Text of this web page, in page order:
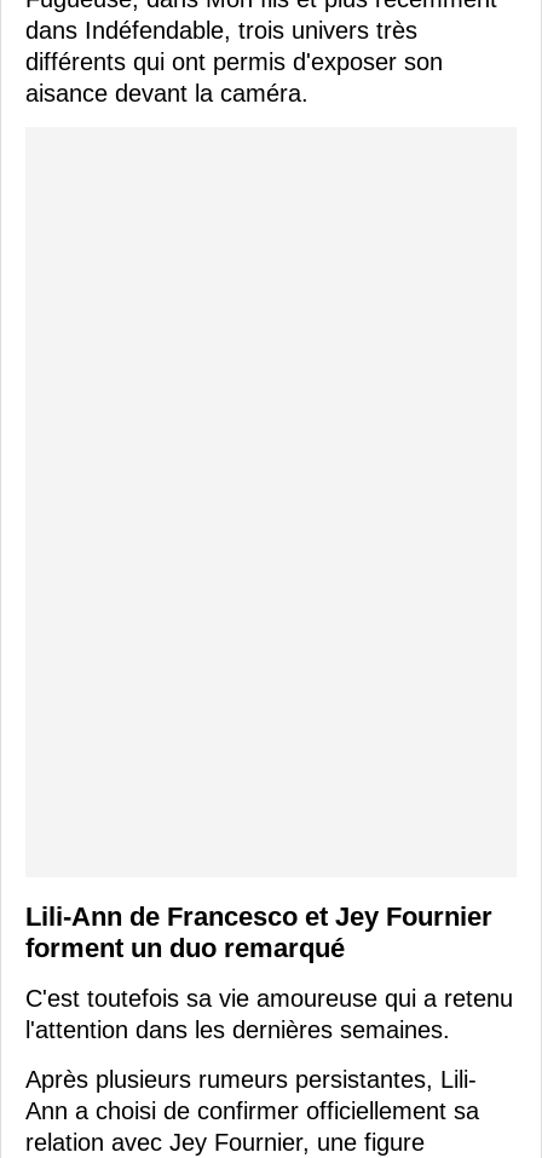
dans Indéfendable, trois univers très
différents qui ont permis d'exposer son
aisance devant la caméra.
Lili-Ann de Francesco et Jey Fournier
forment un duo remarqué
C'est toutefois sa vie amoureuse qui a retenu
l'attention dans les dernières semaines.
Après plusieurs rumeurs persistantes, Lili-
Ann a choisi de confirmer officiellement sa
relation avec Jey Fournier, une figure